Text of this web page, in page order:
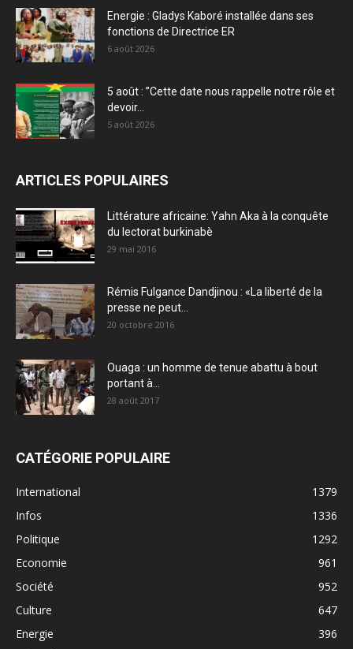
Energie : Gladys Kaboré installée dans ses
fonctions de Directrice ER
6 août 2026
5 août : ”Cette date nous rappelle notre rôle et
devoir...
5 août 2026
ARTICLES POPULAIRES
Littérature africaine: Yahn Aka à la conquête
du lectorat burkinabè
29 mai 2016
Rémis Fulgance Dandjinou : «La liberté de la
presse ne peut...
20 octobre 2016
Ouaga : un homme de tenue abattu à bout
portant à...
28 août 2017
CATÉGORIE POPULAIRE
International
1379
Infos
1336
Politique
1292
Economie
961
Société
952
Culture
647
Energie
396